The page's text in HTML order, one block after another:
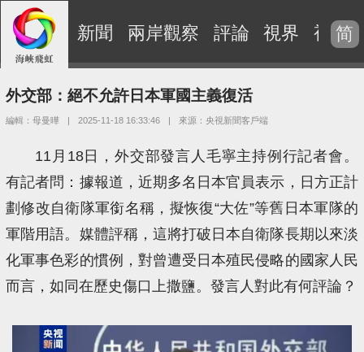
新聞 兩岸觀察 評論 視界 視頻
简
外交部：絕不允許日本軍國主義復活
編輯：母曼曄 | 2025-11-18 16:33:46 | 來源：央視新聞客戶端
11月18日，外交部發言人毛寧主持例行記者會。
有記者問：據報道，近期多名日本官員表示，日方正計
劃修改自衛隊軍銜名稱，擬恢復“大佐”等舊日本軍隊的
軍階用語。媒體評稱，這將打破日本自衛隊長期以來淡
化軍事色彩的慣例，對曾遭受日本殖民侵略的國家人民
而言，如同在歷史傷口上撒鹽。發言人對此有何評論？